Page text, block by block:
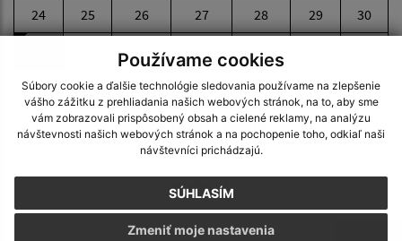
Používame cookies
Súbory cookie a ďalšie technológie sledovania používame na zlepšenie
vášho zážitku z prehliadania našich webových stránok, na to, aby sme
vám zobrazovali prispôsobený obsah a cielené reklamy, na analýzu
návštevnosti našich webových stránok a na pochopenie toho, odkiaľ naši
návštevníci prichádzajú.
SÚHLASÍM
Zmeniť moje nastavenia
24 25 26 27 28 29 30
Nedeľa, 9. august 2026
Meniny má Ľubomíra
POČASIE